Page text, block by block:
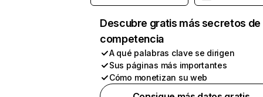
Descubre gratis más secretos de
competencia
A qué palabras clave se dirigen
Sus páginas más importantes
Cómo monetizan su web